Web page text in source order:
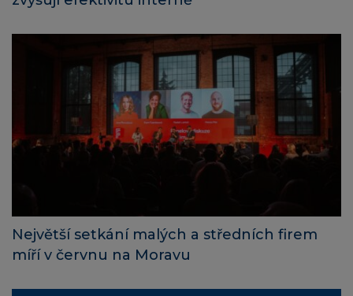
Největší setkání malých a středních firem
míří v červnu na Moravu